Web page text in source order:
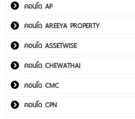
คอนโด AP
คอนโด AREEYA PROPERTY
คอนโด ASSETWISE
คอนโด CHEWATHAI
คอนโด CMC
คอนโด CPN